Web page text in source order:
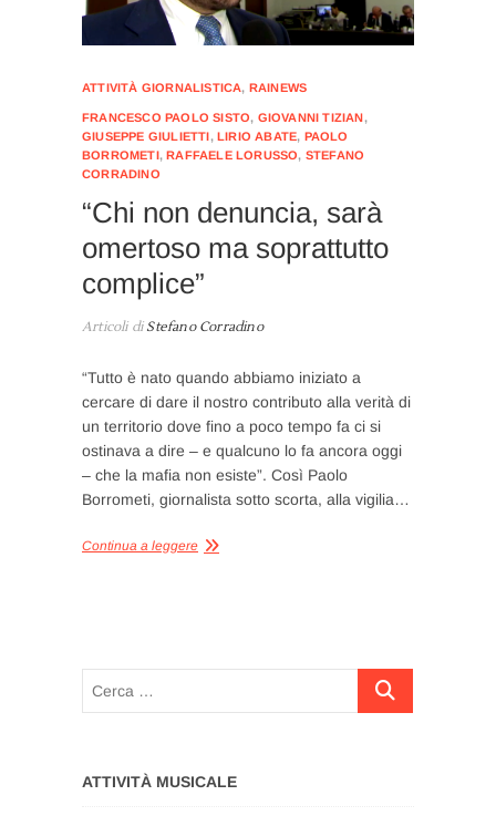
ATTIVITÀ GIORNALISTICA, RAINEWS
FRANCESCO PAOLO SISTO, GIOVANNI TIZIAN,
GIUSEPPE GIULIETTI,LIRIO ABATE, PAOLO
BORROMETI,RAFFAELE LORUSSO, STEFANO
CORRADINO
“Chi non denuncia, sarà
omertoso ma soprattutto
complice”
Articoli diStefano Corradino
“Tutto è nato quando abbiamo iniziato a
cercare di dare il nostro contributo alla verità di
un territorio dove fino a poco tempo fa ci si
ostinava a dire – e qualcuno lo fa ancora oggi
– che la mafia non esiste”. Così Paolo
Borrometi, giornalista sotto scorta, alla vigilia…
Continua a leggere
Cerca
ATTIVITÀ MUSICALE